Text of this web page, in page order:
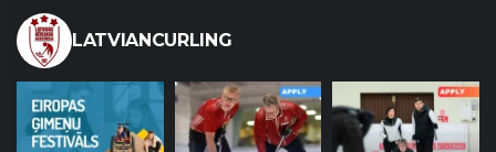
LATVIANCURLING